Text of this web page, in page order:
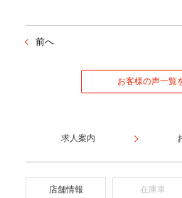
前へ
お客様の声一覧
求人案内
店舗情報 在庫車